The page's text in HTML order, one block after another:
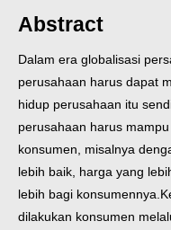
Abstract
Dalam era globalisasi
perusahaan harus dapat
hidup perusahaan itu
perusahaan harus
konsumen, misalnya
lebih baik, harga yang
lebih bagi konsumennya.
dilakukan konsumen